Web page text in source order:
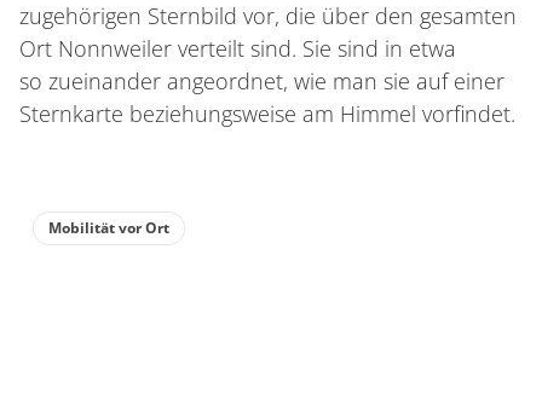
zugehörigen Sternbild vor, die über den gesamten
Ort Nonnweiler verteilt sind. Sie sind in etwa
so zueinander angeordnet, wie man sie auf einer
Sternkarte beziehungsweise am Himmel vorfindet.
Mobilität vor Ort